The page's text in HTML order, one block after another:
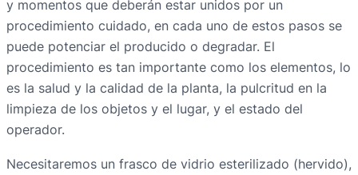
y momentos que deberán estar unidos por un
procedimiento cuidado, en cada uno de estos pasos se
puede potenciar el producido o degradar. El
procedimiento es tan importante como los elementos, lo
es la salud y la calidad de la planta, la pulcritud en la
limpieza de los objetos y el lugar, y el estado del
operador.
Necesitaremos un frasco de vidrio esterilizado (hervido),